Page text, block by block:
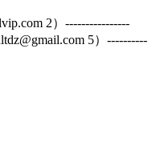
2）----------------
5）----------